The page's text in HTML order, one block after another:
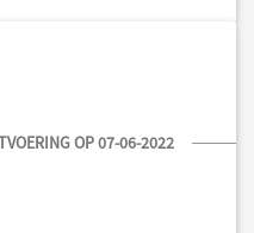
OP 07-06-2022